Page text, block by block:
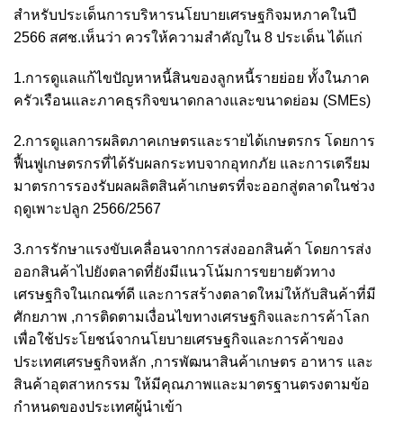
สำหรับประเด็นการบริหารนโยบายเศรษฐกิจมหภาคในปี
2566 สศช.เห็นว่า ควรให้ความสำคัญใน 8 ประเด็น ได้แก่
1.การดูแลแก้ไขปัญหาหนี้สินของลูกหนี้รายย่อย ทั้งในภาค
ครัวเรือนและภาคธุรกิจขนาดกลางและขนาดย่อม (SMEs)
2.การดูแลการผลิตภาคเกษตรและรายได้เกษตรกร โดยการ
ฟื้นฟูเกษตรกรที่ได้รับผลกระทบจากอุทกภัย และการเตรียม
มาตรการรองรับผลผลิตสินค้าเกษตรที่จะออกสู่ตลาดในช่วง
ฤดูเพาะปลูก 2566/2567
3.การรักษาแรงขับเคลื่อนจากการส่งออกสินค้า โดยการส่ง
ออกสินค้าไปยังตลาดที่ยังมีแนวโน้มการขยายตัวทาง
เศรษฐกิจในเกณฑ์ดี และการสร้างตลาดใหม่ให้กับสินค้าที่มี
ศักยภาพ ,การติดตามเงื่อนไขทางเศรษฐกิจและการค้าโลก
เพื่อใช้ประโยชน์จากนโยบายเศรษฐกิจและการค้าของ
ประเทศเศรษฐกิจหลัก ,การพัฒนาสินค้าเกษตร อาหาร และ
สินค้าอุตสาหกรรม ให้มีคุณภาพและมาตรฐานตรงตามข้อ
กำหนดของประเทศผู้นำเข้า